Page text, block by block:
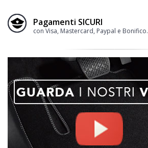
Pagamenti SICURI
con Visa, Mastercard, Paypal e Bonifico.